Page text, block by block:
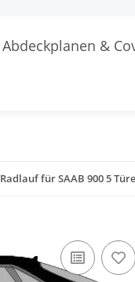
Abdeckplanen &
Radlauf für SAAB 900 5